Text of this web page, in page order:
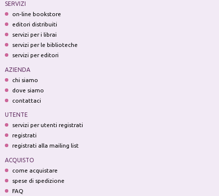
SERVIZI
on-line bookstore
editori distribuiti
servizi per i librai
servizi per le biblioteche
servizi per editori
AZIENDA
chi siamo
dove siamo
contattaci
UTENTE
servizi per utenti registrati
registrati
registrati alla mailing list
ACQUISTO
come acquistare
spese di spedizione
FAQ